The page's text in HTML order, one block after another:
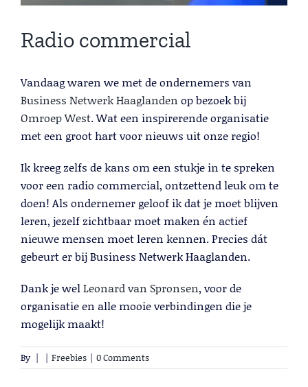
Radio commercial
Vandaag waren we met de ondernemers van
Business Netwerk Haaglanden op bezoek bij
Omroep West. Wat een inspirerende organisatie
met een groot hart voor nieuws uit onze regio!
Ik kreeg zelfs de kans om een stukje in te spreken
voor een radio commercial, ontzettend leuk om te
doen! Als ondernemer geloof ik dat je moet blijven
leren, jezelf zichtbaar moet maken én actief
nieuwe mensen moet leren kennen. Precies dát
gebeurt er bij Business Netwerk Haaglanden.
Dank je welLeonard van Spronsen, voor de
organisatie en alle mooie verbindingen die je
mogelijk maakt!
By Freebies 0 Comments
Telemarketing
Lees meer